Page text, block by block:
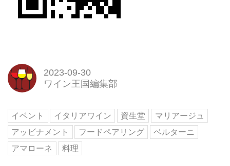
2023-09-30
ワイン王国編集部
イベント イタリアワイン 資生堂
マリアージュ
アッビナメント
フードペアリング
ベルターニ
アマローネ
料理